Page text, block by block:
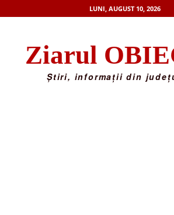
LUNI, AUGUST 10, 2026
Ziarul
Știri, informații din